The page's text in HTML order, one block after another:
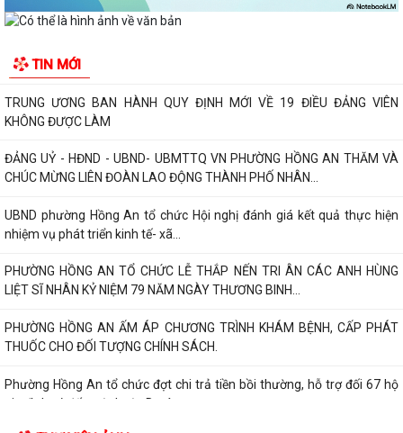
TIN MỚI
Đảng bộ phường Hồng An học tập Nghị quyết Trung ương 3 khóa XIV.
VỚI VIỆC THỰC HIỆN DÂN CHỦ Ở CƠ SỞ TRONG...
TRUNG ƯƠNG BAN HÀNH QUY ĐỊNH MỚI VỀ 19 ĐIỀU ĐẢNG VIÊN
KHÔNG ĐƯỢC LÀM
ĐẢNG UỶ - HĐND - UBND- UBMTTQ VN PHƯỜNG HỒNG AN THĂM VÀ
CHÚC MỪNG LIÊN ĐOÀN LAO ĐỘNG THÀNH PHỐ NHÂN...
UBND phường Hồng An tổ chức Hội nghị đánh giá kết quả thực hiện
nhiệm vụ phát triển kinh tế- xã...
PHƯỜNG HỒNG AN TỔ CHỨC LỄ THẮP NẾN TRI ÂN CÁC ANH HÙNG
LIỆT SĨ NHÂN KỶ NIỆM 79 NĂM NGÀY THƯƠNG BINH...
PHƯỜNG HỒNG AN ẤM ÁP CHƯƠNG TRÌNH KHÁM BỆNH, CẤP PHÁT
THUỐC CHO ĐỐI TƯỢNG CHÍNH SÁCH.
Phường Hồng An tổ chức đợt chi trả tiền bồi thường, hỗ trợ đối 67 hộ
gia đình có đất mộ thuộc Dự án...